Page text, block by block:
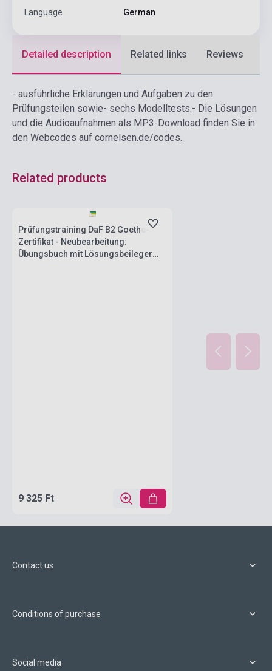
Language German
Detailed description Related links Reviews
- ausführliche Erklärungen und Aufgaben zu den
Prüfungsteilen sowie- sechs Modelltests.- Die Lösungen
und die Audioaufnahmen als MP3-Download finden Sie in
den Webcodes auf cornelsen.de/codes.
Related products
Prüfungstraining DaF B2 Goethe-
Zertifikat - Neubearbeitung:
Übungsbuch mit Lösungsbeileger
9 325 Ft
Contact us
Conditions of purchase
Social media